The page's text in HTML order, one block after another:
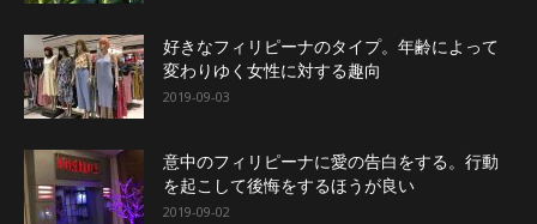
好きなフィリピーナのタイプ。年齢によって
変わりゆく女性に対する趣向
2019-09-03
意中のフィリピーナに愛の告白をする。行動
を起こして後悔をするほうが良い
2019-09-02